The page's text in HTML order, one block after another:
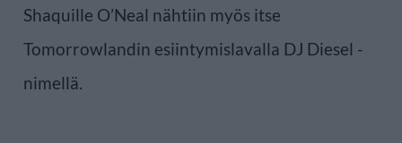
Shaquille O’Neal nähtiin myös itse
Tomorrowlandin esiintymislavalla DJ Diesel -
nimellä.